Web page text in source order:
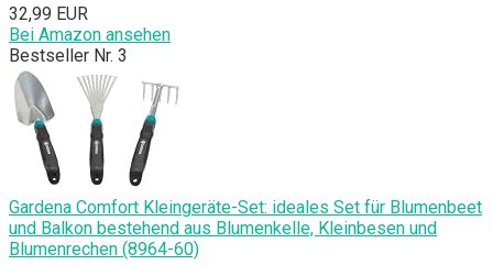
32,99 EUR
Bei Amazon ansehen
Bestseller Nr. 3
Gardena Comfort Kleingeräte-Set: ideales Set für Blumenbeet
und Balkon bestehend aus Blumenkelle, Kleinbesen und
Blumenrechen (8964-60)